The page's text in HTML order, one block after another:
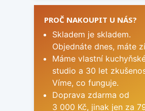
PROČ NAKOUPIT U NÁS?
Skladem je skladem.
Objednáte dnes, máte
Máme vlastní
studio a 30 let
Víme, co funguje.
Doprava zdarma od
3 000 Kč, jinak jen za